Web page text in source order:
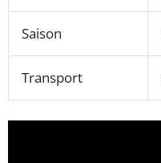
Saison
Transport